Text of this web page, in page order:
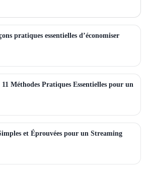
pratiques essentielles d’économiser
Méthodes Pratiques Essentielles pour un
et Éprouvées pour un Streaming